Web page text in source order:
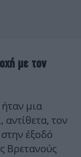
με τον
μια
τον
έξοδό
Βρετανούς